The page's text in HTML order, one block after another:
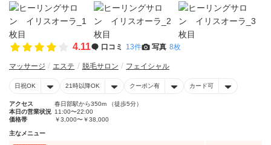
4.11 口コミ 13件 写真 8枚
マッサージ エステ 脱毛サロン フェイシャル
日祝OK 21時以降OK クーポン有 カード可
アクセス
春日部駅から350m （徒歩5分）
本日の営業状況 11:00〜22:00
価格帯
￥3,000〜￥38,000
主なメニュー